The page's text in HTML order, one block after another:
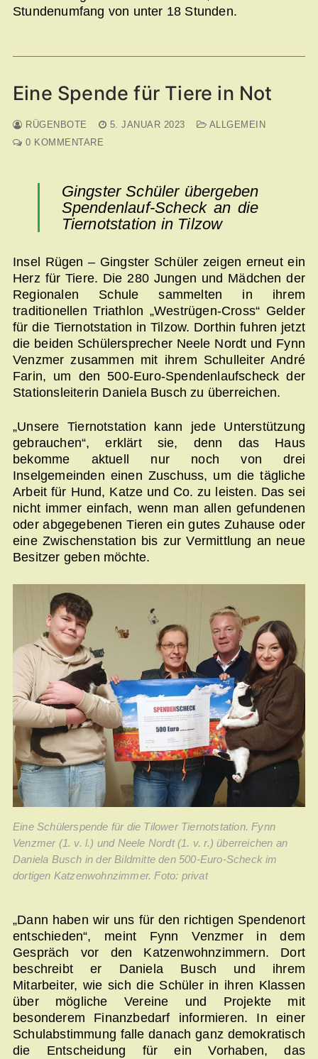
Stundenumfang von unter 18 Stunden.
Eine Spende für Tiere in Not
RÜGENBOTE 5. JANUAR 2023
ALLGEMEIN
0 KOMMENTARE
Gingster Schüler übergeben
Spendenlauf-Scheck an die
Tiernotstation in Tilzow
Insel Rügen – Gingster Schüler zeigen erneut ein
Herz für Tiere. Die 280 Jungen und Mädchen der
Regionalen Schule sammelten in ihrem
traditionellen Triathlon „Westrügen-Cross“ Gelder
für die Tiernotstation in Tilzow. Dorthin fuhren jetzt
die beiden Schülersprecher Neele Nordt und Fynn
Venzmer zusammen mit ihrem Schulleiter André
Farin, um den 500-Euro-Spendenlaufscheck der
Stationsleiterin Daniela Busch zu überreichen.
„Unsere Tiernotstation kann jede Unterstützung
gebrauchen“, erklärt sie, denn das Haus
bekomme aktuell nur noch von drei
Inselgemeinden einen Zuschuss, um die tägliche
Arbeit für Hund, Katze und Co. zu leisten. Das sei
nicht immer einfach, wenn man allen gefundenen
oder abgegebenen Tieren ein gutes Zuhause oder
eine Zwischenstation bis zur Vermittlung an neue
Besitzer geben möchte.
Eine Schülerspende für die Tilower Tiernotstation. Fynn
Venzmer (1. v. l.) und Neele Nordt (1. v. r.) überreichen an
Daniela Busch in der Bildmitte den 500-Euro-Scheck im
dortigen Katzenwohnzimmer. Foto: privat
„Dann haben wir uns für den richtigen Spendenort
entschieden“, meint Fynn Venzmer in dem
Gespräch vor den Katzenwohnzimmern. Dort
beschreibt er Daniela Busch und ihrem
Mitarbeiter, wie sich die Schüler in ihren Klassen
über mögliche Vereine und Projekte mit
besonderem Finanzbedarf informieren. In einer
Schulabstimmung falle danach ganz demokratisch
die Entscheidung für ein Vorhaben, das